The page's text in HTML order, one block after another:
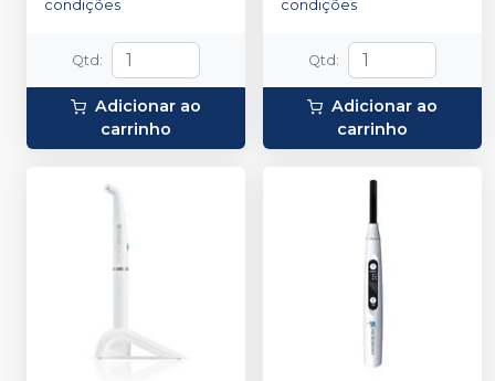
condições
Qtd :
Adicionar ao
carrinho
protetores de luz, 1
protetores de lente e 100
protetores descartáveis.
condições
Qtd :
Adicionar ao
carrinho